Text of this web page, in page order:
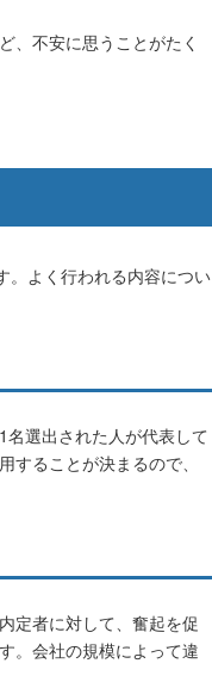
、不安に思うことがたく
。よく行われる内容につい
選出された人が代表して
ることが決まるので、
定者に対して、奮起を促
。会社の規模によって違